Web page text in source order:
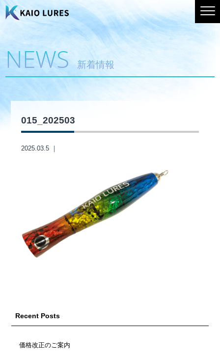
NEWS 新着情報
015_202503
2025.03.5 ｜
Recent Posts
価格改正のご案内